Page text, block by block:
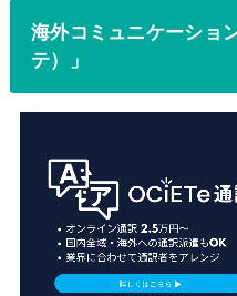
海外コミュニケーショ
テ）」